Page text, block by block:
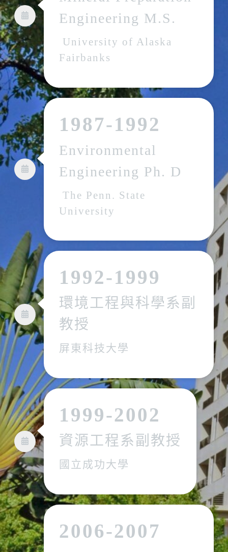
Engineering M.S.
University of Alaska
Fairbanks
1987-1992
Environmental
Engineering Ph. D
The Penn. State
University
1992-1999
環境工程與科學系副
教授
屏東科技大學
1999-2002
資源工程系副教授
國立成功大學
2006-2007